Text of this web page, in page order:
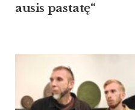
ausis pastatę“